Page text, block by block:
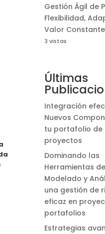
Gestión Ágil de
Flexibilidad,
Valor Constante
3 vistas
Últimas
Integración
Nuevos
tu portafolio de
proyectos
Dominando las
Herramientas de
Modelado y
una gestión de
eficaz en
portafolios
Estrategias